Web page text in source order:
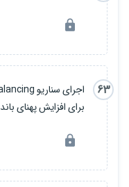
63
برای افزایش پهنای باند